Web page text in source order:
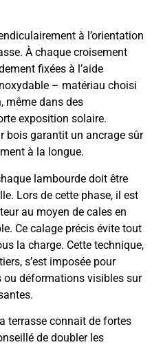
à l’orientation
À chaque croisement
fixées à l’aide
– matériau choisi
même dans des
exposition solaire.
bois garantit un ancrage sûr
à la longue.
lambourde doit être
Lors de cette phase, il est
au moyen de cales en
Ce calage précis évite tout
la charge. Cette technique,
s’est imposée pour
ou déformations visibles sur
terrasse connait de fortes
de doubler les